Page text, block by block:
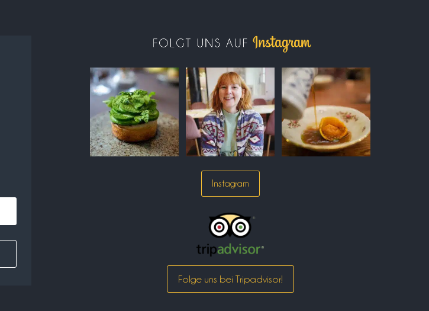
Instagram
Folge uns bei Tripadvisor!